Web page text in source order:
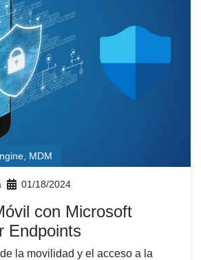
MDM
01/18/2024
con Microsoft
Endpoints
la movilidad y el acceso a la